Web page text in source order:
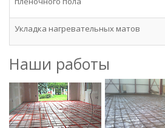
Укладка нагревательных матов
Наши работы